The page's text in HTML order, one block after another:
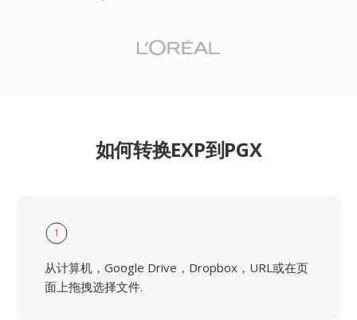
如何转换EXP到PGX
1
从计算机，Google Drive，Dropbox，URL或在页
面上拖拽选择文件.